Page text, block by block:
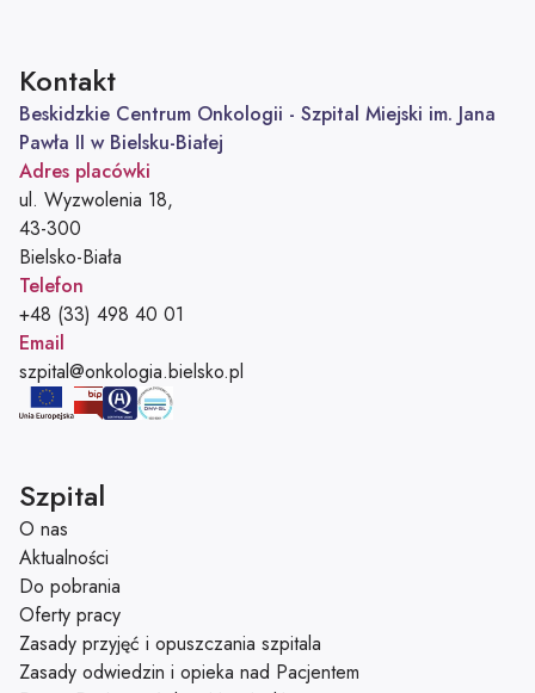
Kontakt
Beskidzkie Centrum Onkologii - Szpital Miejski im. Jana
Pawła II w Bielsku-Białej
Adres placówki
ul. Wyzwolenia 18,
43-300
Bielsko-Biała
Telefon
Telefon:
+48 (33) 498 40 01
Email
Adres e-mail:
szpital@onkologia.bielsko.pl
Szpital
O nas
Aktualności
Do pobrania
Oferty pracy
Zasady przyjęć i opuszczania szpitala
Zasady odwiedzin i opieka nad Pacjentem